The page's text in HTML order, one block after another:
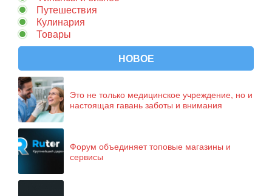
Путешествия
Кулинария
Товары
НОВОЕ
Это не только медицинское учреждение, но и
настоящая гавань заботы и внимания
Форум объединяет топовые магазины и
сервисы